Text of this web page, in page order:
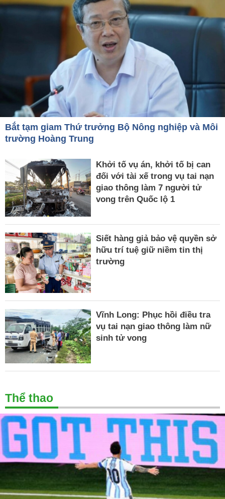
Bắt tạm giam Thứ trưởng Bộ Nông nghiệp và Môi
trường Hoàng Trung
Khởi tố vụ án, khởi tố bị can
đối với tài xế trong vụ tai nạn
giao thông làm 7 người tử
vong trên Quốc lộ 1
Siết hàng giả bảo vệ quyền sở
hữu trí tuệ giữ niềm tin thị
trường
Vĩnh Long: Phục hồi điều tra
vụ tai nạn giao thông làm nữ
sinh tử vong
Thể thao